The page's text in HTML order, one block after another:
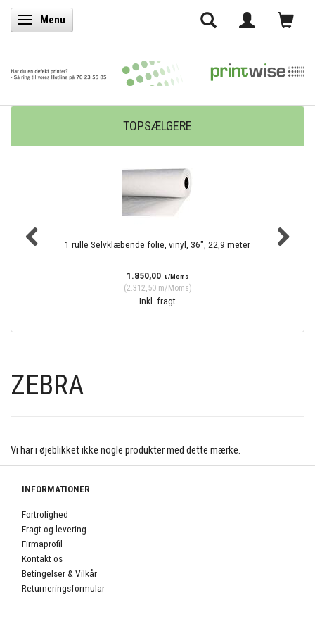
Skifte navigation
Menu
TOPSÆLGERE
1 rulle Selvklæbende folie, vinyl, 36", 22,9 meter
1.850,00 u/Moms
(2.312,50m/Moms)
Inkl. fragt
ZEBRA
Vi har i øjeblikket ikke nogle produkter med dette mærke.
INFORMATIONER
Fortrolighed
Fragt og levering
Firmaprofil
Kontakt os
Betingelser & Vilkår
Returneringsformular